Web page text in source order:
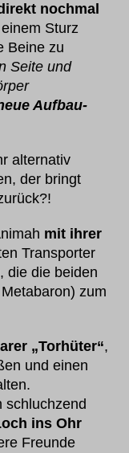
nochmal
Sturz
Beine zu
Seite und
Aufbau-
alternativ
der bringt
mit ihrer
Transporter
die die beiden
zum
„Torhüter“,
und einen
schluchzend
ins Ohr
Freunde